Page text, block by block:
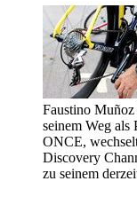
Faustino
seinem Weg als
ONCE,
Discovery
zu seinem